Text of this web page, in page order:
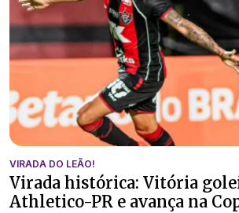
VIRADA DO LEÃO!
Virada histórica: Vitória
Athletico-PR e avança na